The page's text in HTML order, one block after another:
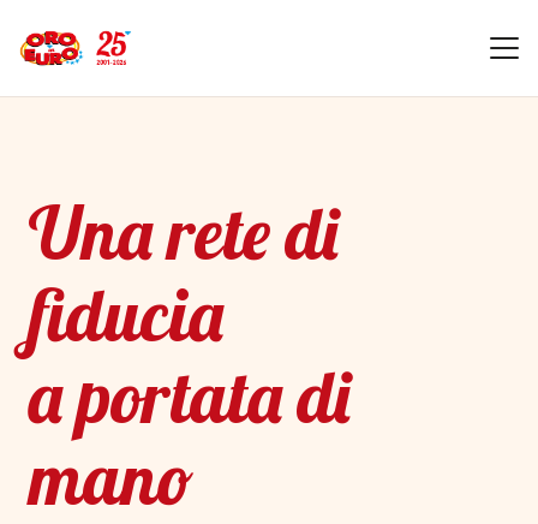
Una rete di
fiducia
a portata di
mano